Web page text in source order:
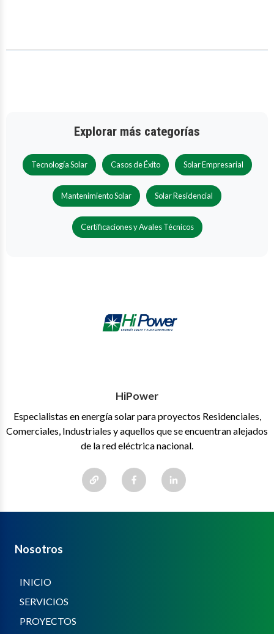
Explorar más categorías
Tecnología Solar Casos de Éxito Solar Empresarial
Mantenimiento Solar Solar Residencial
Certificaciones y Avales Técnicos
HiPower
Especialistas en energía solar para proyectos Residenciales,
Comerciales, Industriales y aquellos que se encuentran alejados
de la red eléctrica nacional.
Nosotros
INICIO
SERVICIOS
PROYECTOS